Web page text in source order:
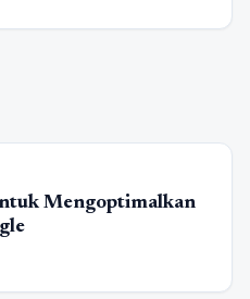
Mengoptimalkan